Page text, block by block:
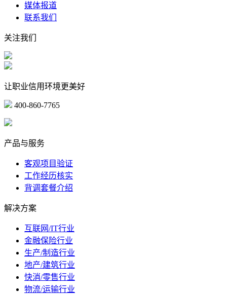
媒体报道
联系我们
关注我们
让职业信用环境更美好
400-860-7765
产品与服务
客观项目验证
工作经历核实
背调套餐介绍
解决方案
互联网/IT行业
金融保险行业
生产/制造行业
地产/建筑行业
快消/零售行业
物流/运输行业